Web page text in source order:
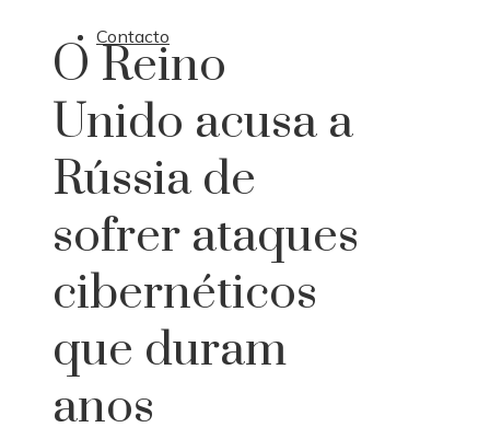
Contacto
O Reino
Unido acusa a
Rússia de
sofrer ataques
cibernéticos
que duram
anos